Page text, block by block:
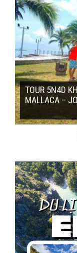
TOUR 5N4D
MALLACA –